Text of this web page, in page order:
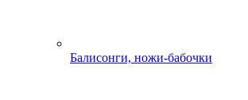
Балисонги, ножи-бабочки